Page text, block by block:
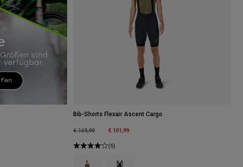
Bib-Shorts Flexair Ascent Cargo
Price reduced from
€ 169,99to € 101,99
(5)
Product swatch type of Schwarz.
Product swatch type of Kakaobraun.